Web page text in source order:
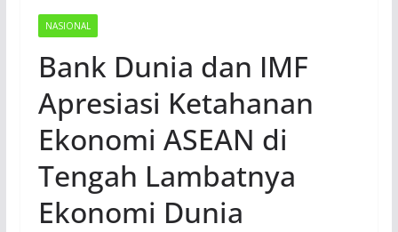
NASIONAL
Bank Dunia dan IMF
Apresiasi Ketahanan
Ekonomi ASEAN di
Tengah Lambatnya
Ekonomi Dunia